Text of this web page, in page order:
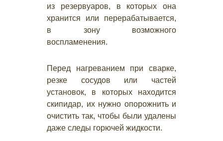
из резервуаров, в которых она
хранится или перерабатывается,
в зону возможного
воспламенения.
Перед нагреванием при сварке,
резке сосудов или частей
установок, в которых находится
скипидар, их нужно опорожнить и
очистить так, чтобы были удалены
даже следы горючей жидкости.